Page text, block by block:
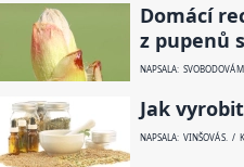
Domácí
z pupenů
NAPSALA: SVOBODOVÁ
Jak
NAPSALA: VINŠOVÁ S. /